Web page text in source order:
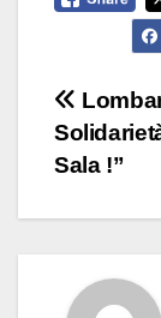
articoli
Sala !”